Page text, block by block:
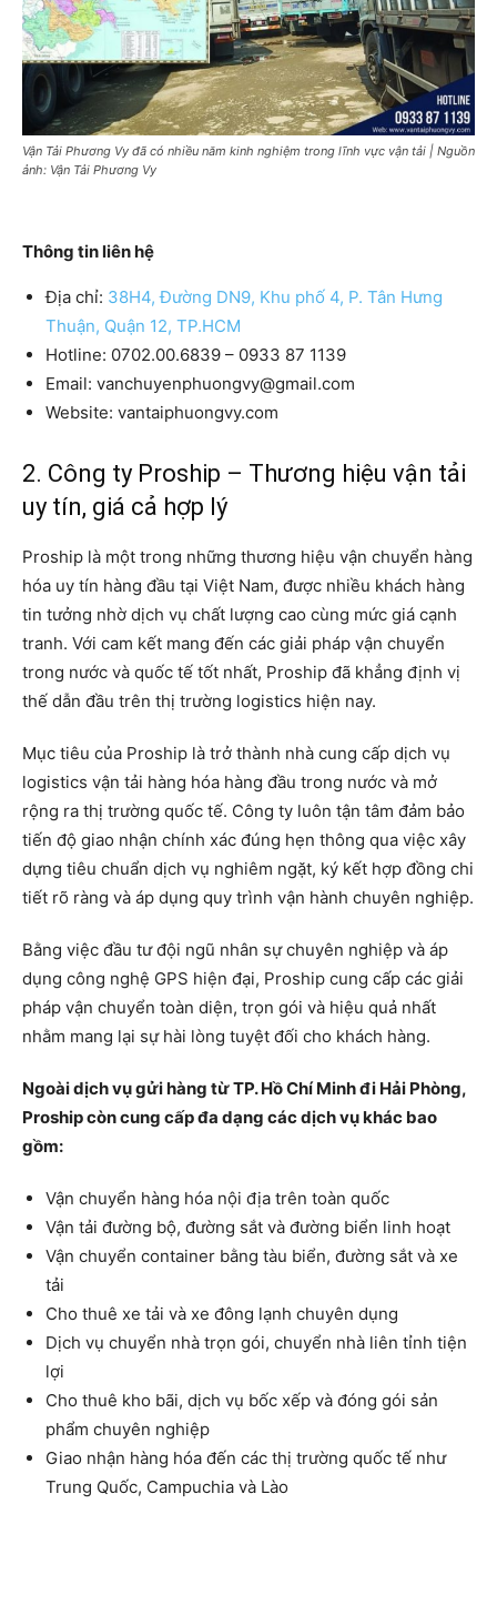
Vận Tải Phương Vy đã có nhiều năm kinh nghiệm trong lĩnh vực vận tải | Nguồn
ảnh: Vận Tải Phương Vy
Thông tin liên hệ
Địa chỉ: 38H4, Đường DN9, Khu phố 4, P. Tân Hưng
Thuận, Quận 12, TP.HCM
Hotline: 0702.00.6839 – 0933 87 1139
Email: vanchuyenphuongvy@gmail.com
Website: vantaiphuongvy.com
2. Công ty Proship – Thương hiệu vận tải
uy tín, giá cả hợp lý
Proship là một trong những thương hiệu vận chuyển hàng
hóa uy tín hàng đầu tại Việt Nam, được nhiều khách hàng
tin tưởng nhờ dịch vụ chất lượng cao cùng mức giá cạnh
tranh. Với cam kết mang đến các giải pháp vận chuyển
trong nước và quốc tế tốt nhất, Proship đã khẳng định vị
thế dẫn đầu trên thị trường logistics hiện nay.
Mục tiêu của Proship là trở thành nhà cung cấp dịch vụ
logistics vận tải hàng hóa hàng đầu trong nước và mở
rộng ra thị trường quốc tế. Công ty luôn tận tâm đảm bảo
tiến độ giao nhận chính xác đúng hẹn thông qua việc xây
dựng tiêu chuẩn dịch vụ nghiêm ngặt, ký kết hợp đồng chi
tiết rõ ràng và áp dụng quy trình vận hành chuyên nghiệp.
Bằng việc đầu tư đội ngũ nhân sự chuyên nghiệp và áp
dụng công nghệ GPS hiện đại, Proship cung cấp các giải
pháp vận chuyển toàn diện, trọn gói và hiệu quả nhất
nhằm mang lại sự hài lòng tuyệt đối cho khách hàng.
Ngoài dịch vụ gửi hàng từ TP. Hồ Chí Minh đi Hải Phòng,
Proship còn cung cấp đa dạng các dịch vụ khác bao
gồm:
Vận chuyển hàng hóa nội địa trên toàn quốc
Vận tải đường bộ, đường sắt và đường biển linh hoạt
Vận chuyển container bằng tàu biển, đường sắt và xe
tải
Cho thuê xe tải và xe đông lạnh chuyên dụng
Dịch vụ chuyển nhà trọn gói, chuyển nhà liên tỉnh tiện
lợi
Cho thuê kho bãi, dịch vụ bốc xếp và đóng gói sản
phẩm chuyên nghiệp
Giao nhận hàng hóa đến các thị trường quốc tế như
Trung Quốc, Campuchia và Lào